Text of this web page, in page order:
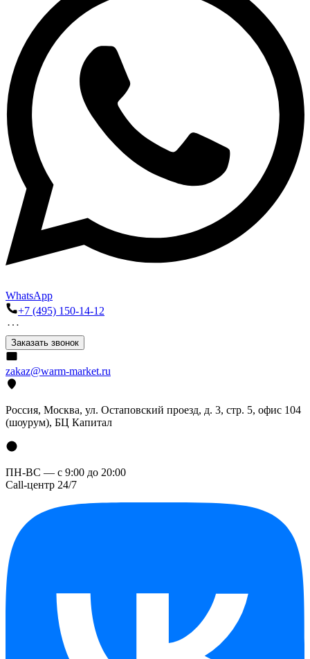
WhatsApp
+7 (495) 150-14-12
Заказать звонок
zakaz@warm-market.ru
Россия, Москва, ул. Остаповский проезд, д. 3, стр. 5, офис 104
(шоурум), БЦ Капитал
ПН-ВС — с 9:00 до 20:00
Call-центр 24/7